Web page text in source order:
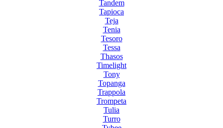
Tandem
Tapioca
Teja
Tenia
Tesoro
Tessa
Thasos
Timelight
Tony
Topanga
Trappola
Trompeta
Tulia
Turro